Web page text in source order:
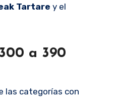
Tartare y el
a 390
las categorías con